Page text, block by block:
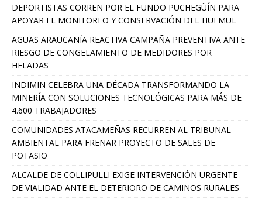
DEPORTISTAS CORREN POR EL FUNDO PUCHEGÜÍN PARA
APOYAR EL MONITOREO Y CONSERVACIÓN DEL HUEMUL
AGUAS ARAUCANÍA REACTIVA CAMPAÑA PREVENTIVA ANTE
RIESGO DE CONGELAMIENTO DE MEDIDORES POR
HELADAS
INDIMIN CELEBRA UNA DÉCADA TRANSFORMANDO LA
MINERÍA CON SOLUCIONES TECNOLÓGICAS PARA MÁS DE
4.600 TRABAJADORES
COMUNIDADES ATACAMEÑAS RECURREN AL TRIBUNAL
AMBIENTAL PARA FRENAR PROYECTO DE SALES DE
POTASIO
ALCALDE DE COLLIPULLI EXIGE INTERVENCIÓN URGENTE
DE VIALIDAD ANTE EL DETERIORO DE CAMINOS RURALES